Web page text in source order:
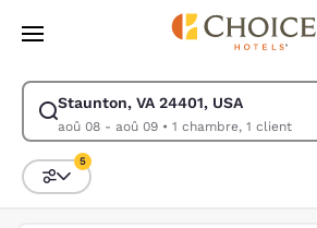
Sauter à Contenu Principal
Staunton, VA 24401, USA
aoû 08 - aoû 09• 1 chambre, 1 client
Modifier la recherche pour Staunton, VA
Triez et filtrez
5